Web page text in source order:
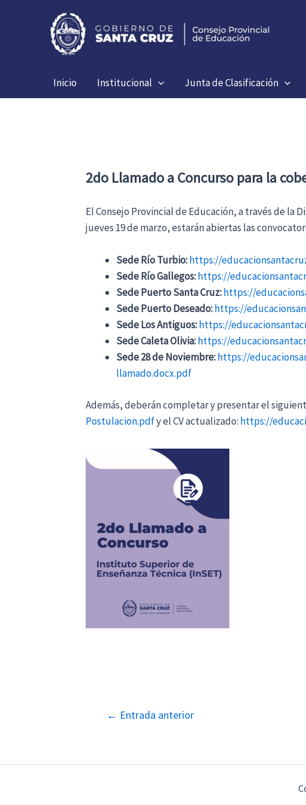
Inicio Institucional Junta de Clasificación
2do Llamado a Concurso para la
El Consejo Provincial de Educación, a través de la
jueves 19 de marzo, estarán abiertas las
Sede Río Turbio:https://
Sede Río Gallegos:https://
Sede Puerto Santa Cruz:https://
Sede Puerto Deseado:https://
Sede Los Antiguos:https://
Sede Caleta Olivia:https://
Sede 28 de Noviembre:https://
llamado.docx.pdf
Además, deberán completar y presentar el
Postulacion.pdfy el CV actualizado: https://
Navegación
← Entrada anterior